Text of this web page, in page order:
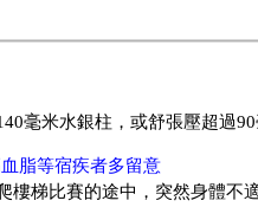
毫米水銀柱，或舒張壓超過
脂等宿疾者多留意
樓梯比賽的途中，突然身體